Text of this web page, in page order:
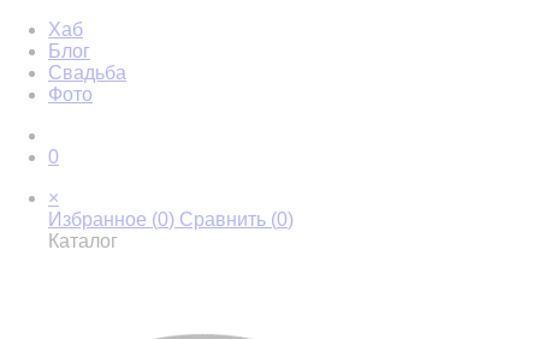
Хаб
Блог
Свадьба
Фото
0
×
Избранное (0) Сравнить (0)
Каталог